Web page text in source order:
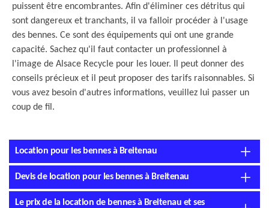
puissent être encombrantes. Afin d'éliminer ces détritus qui
sont dangereux et tranchants, il va falloir procéder à l'usage
des bennes. Ce sont des équipements qui ont une grande
capacité. Sachez qu'il faut contacter un professionnel à
l'image de Alsace Recycle pour les louer. Il peut donner des
conseils précieux et il peut proposer des tarifs raisonnables. Si
vous avez besoin d'autres informations, veuillez lui passer un
coup de fil.
Location pour les bennes à Breitenau
Devis de location pour les bennes à Breitenau
Le prix de la location de bennes à Breitenau et ses